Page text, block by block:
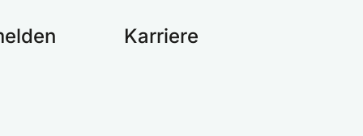
Karriere